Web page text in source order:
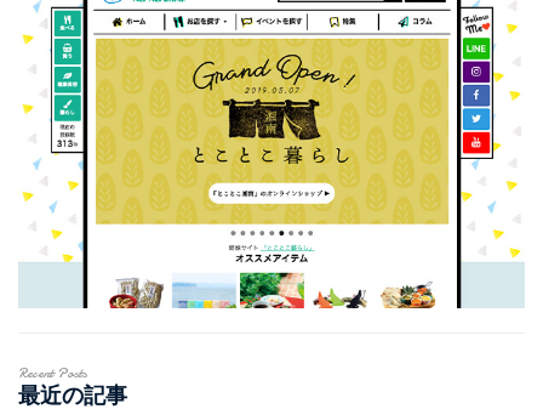
Recent Posts
最近の記事